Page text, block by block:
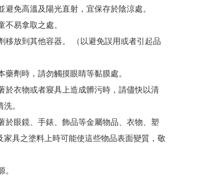
避免高溫及陽光直射，宜保存於陰涼處。
不易拿取之處。
移放到其他容器。 （以避免誤用或者引起品
藥劑時，請勿觸摸眼睛等黏膜處。
於衣物或者寢具上造成髒污時，請儘快以清
。
於眼鏡、手錶、飾品等金屬物品、衣物、塑
家具之塗料上時可能使這些物品表面變質，敬
。